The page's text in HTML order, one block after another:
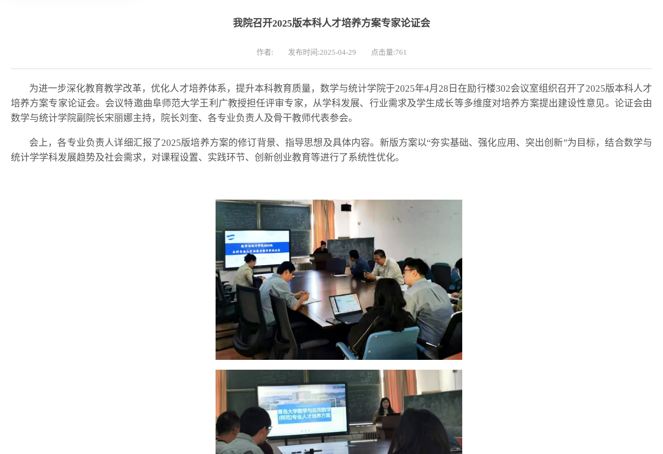
我院召开2025版本科人才培养方案专家论证会
作者: 发布时间:2025-04-29 点击量:761
为进一步深化教育教学改革，优化人才培养体系，提升本科教育质量，数学与统计学院于2025年4月28日在励行楼302会议室组织召开了2025版本科人才
培养方案专家论证会。会议特邀曲阜师范大学王利广教授担任评审专家，从学科发展、行业需求及学生成长等多维度对培养方案提出建设性意见。论证会由
数学与统计学院副院长宋丽娜主持，院长刘奎、各专业负责人及骨干教师代表参会。
会上，各专业负责人详细汇报了2025版培养方案的修订背景、指导思想及具体内容。新版方案以“夯实基础、强化应用、突出创新”为目标，结合数学与
统计学学科发展趋势及社会需求，对课程设置、实践环节、创新创业教育等进行了系统性优化。